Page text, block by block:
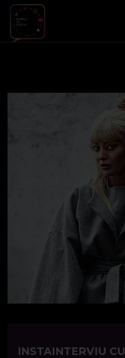
INSTAINTERVIU CU